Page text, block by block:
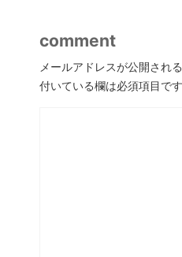
comment
メールアドレスが公開され
付いている欄は必須項目です